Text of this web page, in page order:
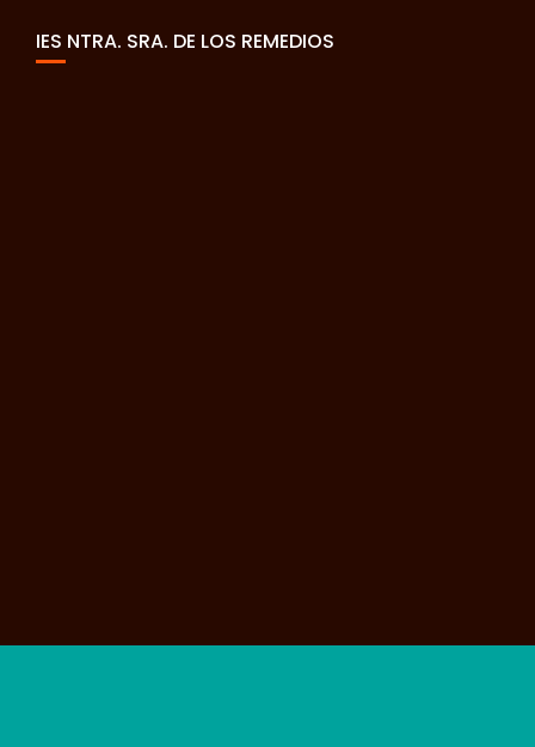
IES NTRA. SRA. DE LOS REMEDIOS